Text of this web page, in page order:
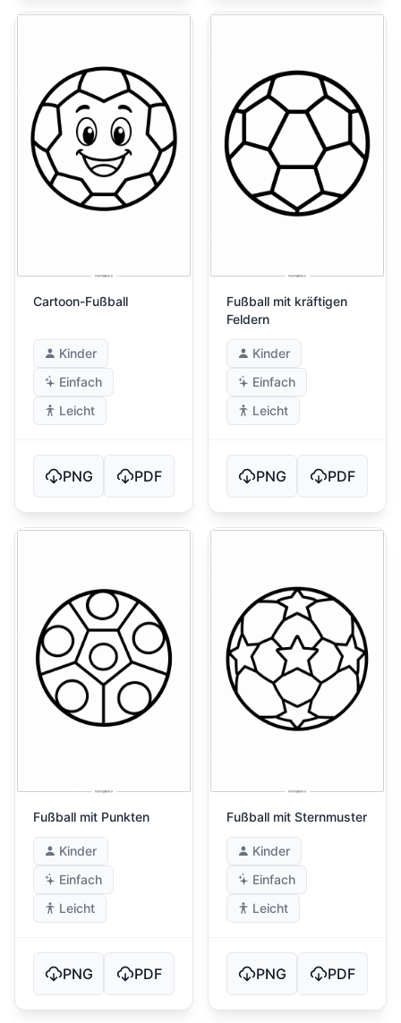
Cartoon-Fußball
Kinder
Einfach
Leicht
PNG PDF
Fußball mit kräftigen
Feldern
Kinder
Einfach
Leicht
PNG PDF
Fußball mit Punkten
Kinder
Einfach
Leicht
PNG PDF
Fußball mit Sternmuster
Kinder
Einfach
Leicht
PNG PDF